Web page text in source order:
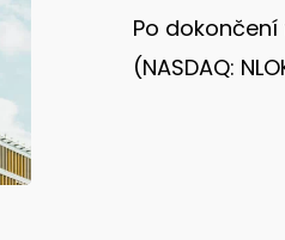
Po
(NASDAQ: